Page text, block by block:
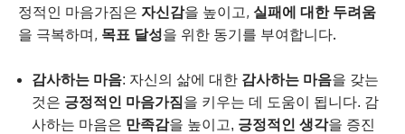
정적인 마음가짐은 자신감을 높이고, 실패에 대한 두려움
을 극복하며, 목표 달성을 위한 동기를 부여합니다.
감사하는 마음: 자신의 삶에 대한 감사하는 마음을 갖는
것은 긍정적인 마음가짐을 키우는 데 도움이 됩니다. 감
사하는 마음은 만족감을 높이고, 긍정적인 생각을 증진